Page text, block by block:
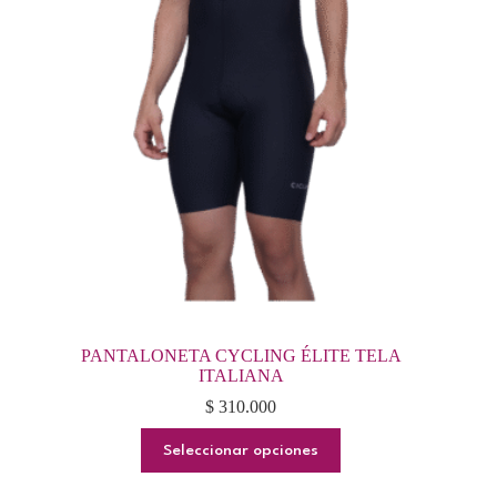
PANTALONETA CYCLING ÉLITE TELA
ITALIANA
$ 310.000
Seleccionar opciones
producto
tiene